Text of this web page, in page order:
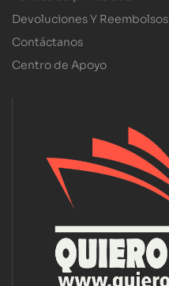
Devoluciones Y Reembolsos
Contáctanos
Centro de Apoyo